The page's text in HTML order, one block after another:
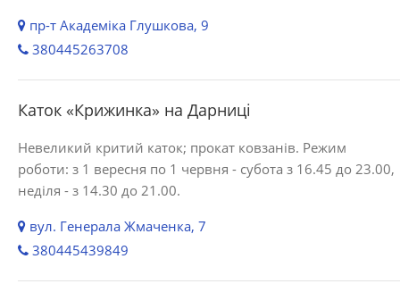
пр-т Академіка Глушкова, 9
380445263708
Каток «Крижинка» на Дарниці
Невеликий критий каток; прокат ковзанів. Режим
роботи: з 1 вересня по 1 червня - субота з 16.45 до 23.00,
неділя - з 14.30 до 21.00.
вул. Генерала Жмаченка, 7
380445439849